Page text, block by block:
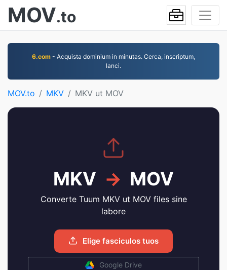
MOV.to
6.com - Acquista dominium in minutas. Cerca, inscriptum,
lanci.
MOV.to MKV MKV ut MOV
MKV → MOV
Converte Tuum MKV ut MOV files sine
labore
Elige fasciculos tuos
Google Drive